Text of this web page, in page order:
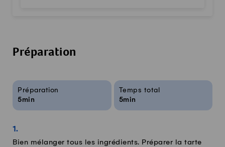
Préparation
Infos sur la recette
Préparation
5min
Temps total
5min
Bien mélanger tous les ingrédients. Préparer la tarte